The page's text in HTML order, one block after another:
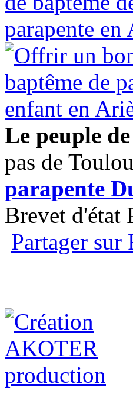
Le peuple
pas de
parapente
Brevet d'état
Partager sur